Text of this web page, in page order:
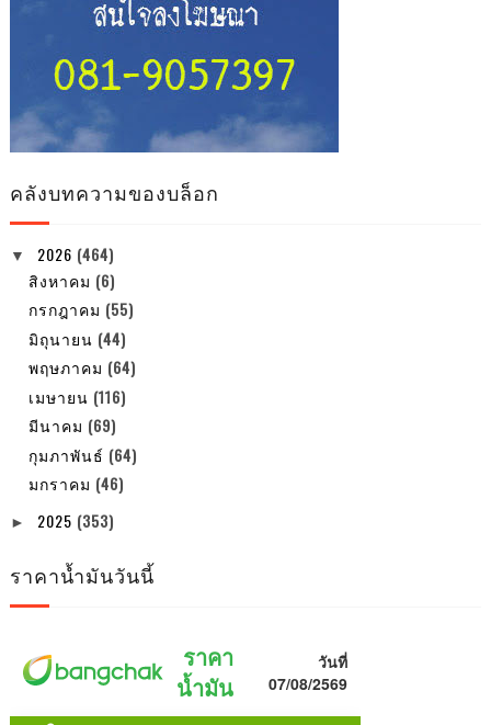
คลังบทความของบล็อก
▼ 2026 (464)
สิงหาคม (6)
กรกฎาคม (55)
มิถุนายน (44)
พฤษภาคม (64)
เมษายน (116)
มีนาคม (69)
กุมภาพันธ์ (64)
มกราคม (46)
► 2025 (353)
ราคาน้ำมันวันนี้